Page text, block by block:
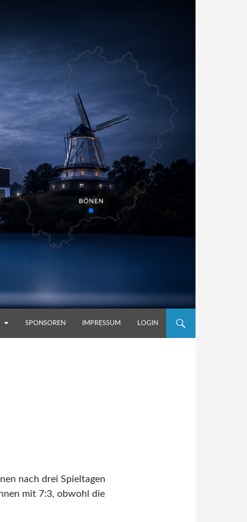
SPONSOREN IMPRESSUM LOGIN
nach drei Spieltagen
mit 7:3, obwohl die